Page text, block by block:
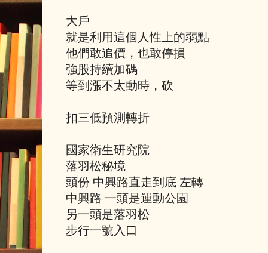
大戶
就是利用這個人性上的弱點
他們敢追價，也敢停損
強股持續加碼
等到漲不太動時，砍
扣三低預測轉折
國家衛生研究院
落羽松秘境
頭份 中興路直走到底 左轉
中興路 一頭是運動公園
另一頭是落羽松
步行一號入口